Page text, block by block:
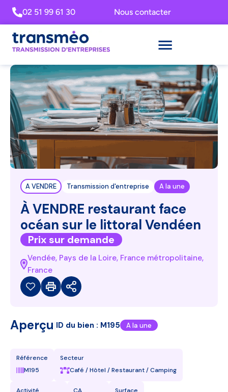
02 51 99 61 30 Nous contacter
A VENDRE Transmission d'entreprise A la une
À VENDRE restaurant face
océan sur le littoral Vendéen
Prix sur demande
Vendée, Pays de la Loire, France métropolitaine,
France
Aperçu ID du bien : M195 A la une
Référence
M195
Secteur
Café / Hôtel / Restaurant / Camping